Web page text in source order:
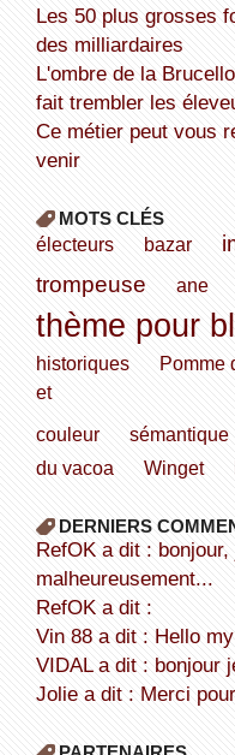
Les 50 plus grosses fortunes de France sont tous
des milliardaires
L'ombre de la Brucellose : Comment une bactérie
fait trembler les
Ce métier peut vous rendre riche dans les années à
venir
MOTS CLÉS
électeurs bazar
trompeuse
ane
thème pour
historiques
Pomme
et
couleur
sémantique
du vacoa Winget
DERNIERS
refOK a dit : bonjour, je ne peux
malheureusement...
refOK a dit :
Vin 88 a dit : Hello
VIDAL a dit :
Jolie a dit : Merci